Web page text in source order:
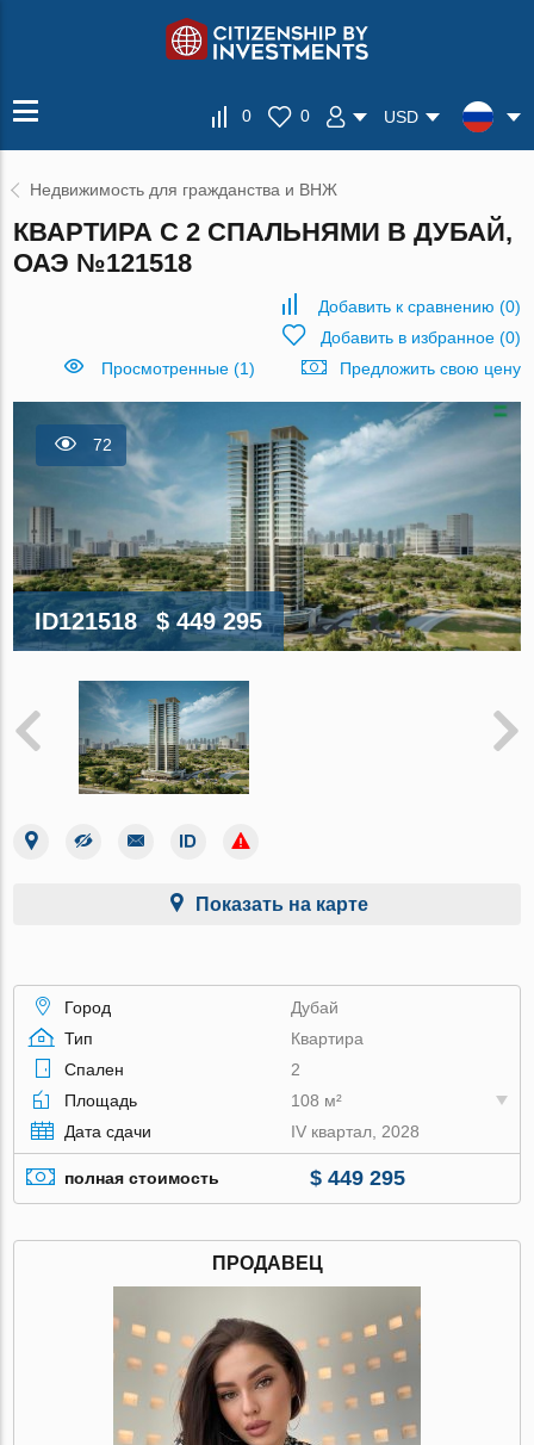
0 0 USD
Недвижимость для гражданства и ВНЖ
КВАРТИРА С 2 СПАЛЬНЯМИ В ДУБАЙ,
ОАЭ №121518
Добавить к сравнению (0)
Добавить в избранное(0)
Просмотренные (1)
Предложить свою цену
72
ID121518 $ 449 295
Показать на карте
Город
Дубай
Тип
Квартира
Спален
2
Площадь
108 м²
Дата сдачи
IV квартал, 2028
полная стоимость $ 449 295
ПРОДАВЕЦ